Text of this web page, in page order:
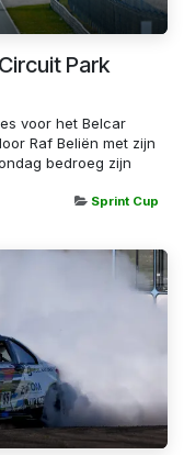
Park
voor het Belcar
Raf Beliën met zijn
bedroeg zijn
Sprint Cup